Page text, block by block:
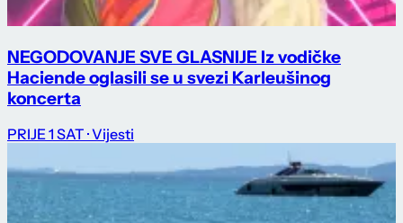
NEGODOVANJE SVE GLASNIJE Iz vodičke
Haciende oglasili se u svezi Karleušinog
koncerta
PRIJE 1 SAT · Vijesti